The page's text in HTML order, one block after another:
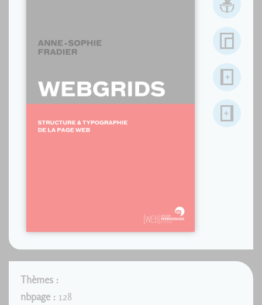
Thèmes :
nbpage : 128